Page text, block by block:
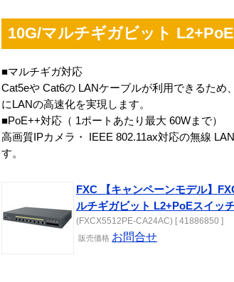
10G/マルチギガビット
■マルチギガ対応
Cat5eや Cat6の LANケーブルが利用できるた
にLANの高速化を実現します。
■PoE++対応（ 1ポートあたり最大 60Wまで）
高画質IPカメラ・ IEEE 802.11ax対応の無線
す。
FXC 【キャンペーンモデル】
ルチギガビット L2+PoEスイッ
(FXCX5512PE-CA24AC) [ 41886850 ]
販売価格 お問合せ